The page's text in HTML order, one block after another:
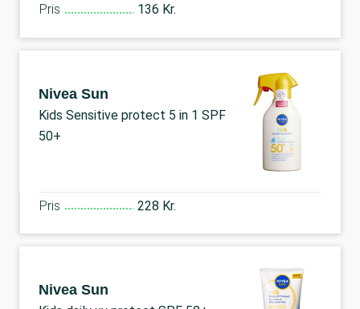
Pris 136 Kr.
Nivea Sun
Kids Sensitive protect 5 in 1 SPF
50+
Pris 228 Kr.
Nivea Sun